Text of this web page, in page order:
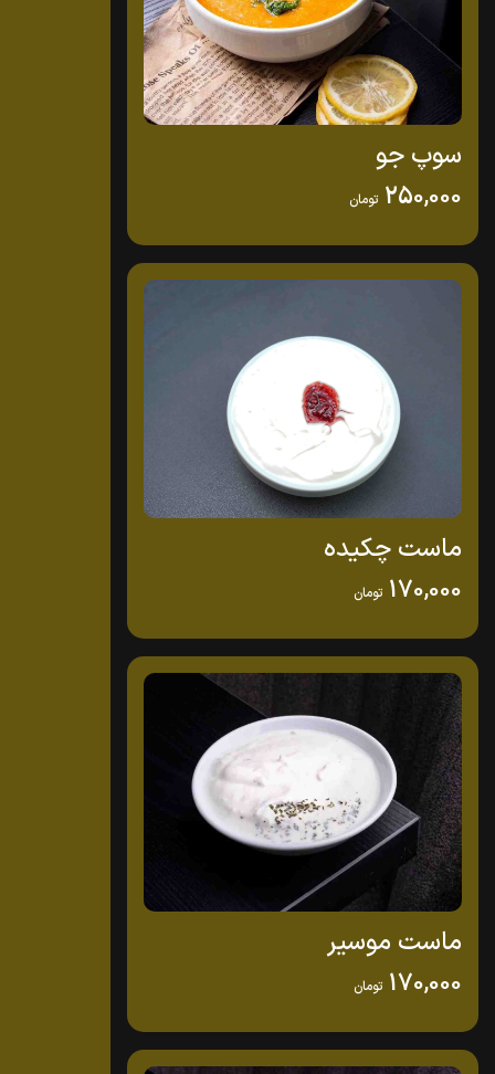
سوپ جو
250,000 تومان
ماست چکیده
170,000 تومان
ماست موسیر
170,000 تومان